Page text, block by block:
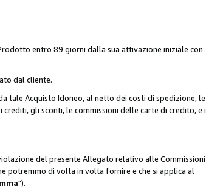
entro 89 giorni dalla sua attivazione iniziale con
dal cliente.
tale Acquisto Idoneo, al netto dei costi di spedizione, le
gli sconti, le commissioni delle carte di credito, e i
del presente Allegato relativo alle Commissioni
potremmo di volta in volta fornire e che si applica al
").